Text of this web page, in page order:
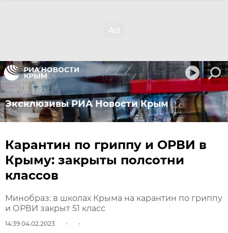
Эксклюзивы РИА Новости Крым
Карантин по гриппу и ОРВИ в
Крыму: закрыты полсотни
классов
Минобраз: в школах Крыма на карантин по гриппу
и ОРВИ закрыт 51 класс
14:39 04.02.2023